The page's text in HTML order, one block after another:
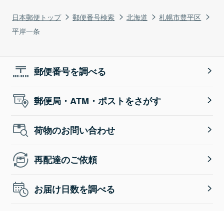
日本郵便トップ 郵便番号検索 北海道
札幌市豊平区
平岸一条
郵便番号を調べる
郵便局・ATM・ポストをさがす
荷物のお問い合わせ
再配達のご依頼
お届け日数を調べる